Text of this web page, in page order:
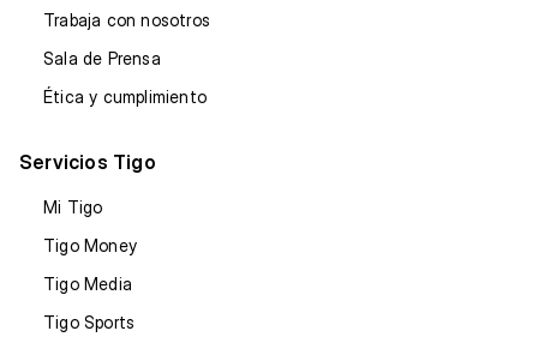
Trabaja con nosotros
Sala de Prensa
Ética y cumplimiento
Servicios Tigo
Mi Tigo
Tigo Money
Tigo Media
Tigo Sports